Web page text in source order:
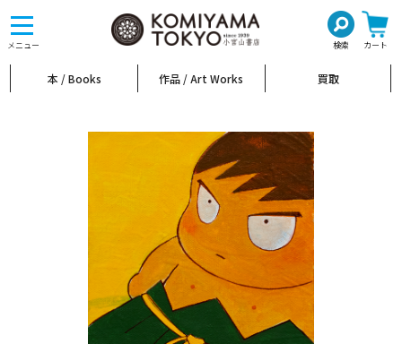
メニュー 検索 カート
toggle
navigation
本 / Books 作品 / Art Works 買取